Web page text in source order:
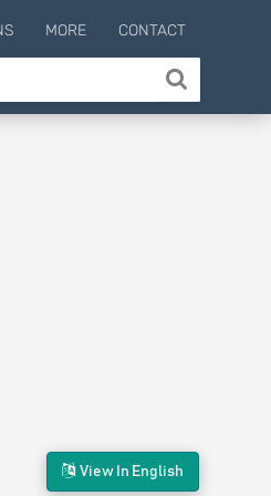
MORE CONTACT
View In English